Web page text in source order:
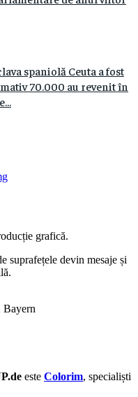
spaniolă Ceuta a fost
70.000 au revenit în
grafică.
suprafețele devin mesaje și
Bayern
este Colorim, specialiști